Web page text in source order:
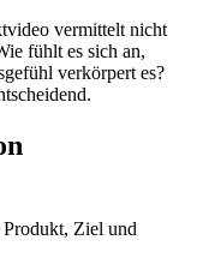
vermittelt nicht
fühlt es sich an,
verkörpert es?
Ziel und